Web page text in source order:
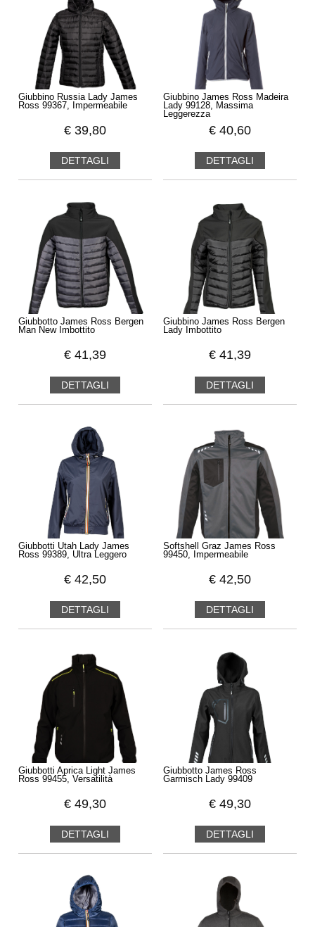
Giubbino Russia Lady James
Ross 99367, Impermeabile
€ 39,80
DETTAGLI
Giubbino James Ross Madeira
Lady 99128, Massima
Leggerezza
€ 40,60
DETTAGLI
Giubbotto James Ross Bergen
Man New Imbottito
€ 41,39
DETTAGLI
Giubbino James Ross Bergen
Lady Imbottito
€ 41,39
DETTAGLI
Giubbotti Utah Lady James
Ross 99389, Ultra Leggero
€ 42,50
DETTAGLI
Softshell Graz James Ross
99450, Impermeabile
€ 42,50
DETTAGLI
Giubbotti Aprica Light James
Ross 99455, Versatilità
€ 49,30
DETTAGLI
Giubbotto James Ross
Garmisch Lady 99409
€ 49,30
DETTAGLI